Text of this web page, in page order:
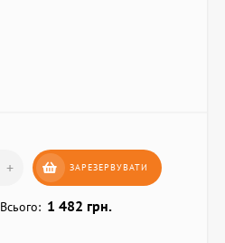
+ ЗАРЕЗЕРВУВАТИ
Всього: 1 482 грн.